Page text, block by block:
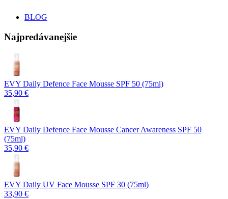
BLOG
Najpredávanejšie
EVY Daily Defence Face Mousse SPF 50 (75ml)
35,90 €
EVY Daily Defence Face Mousse Cancer Awareness SPF 50
(75ml)
35,90 €
EVY Daily UV Face Mousse SPF 30 (75ml)
33,90 €